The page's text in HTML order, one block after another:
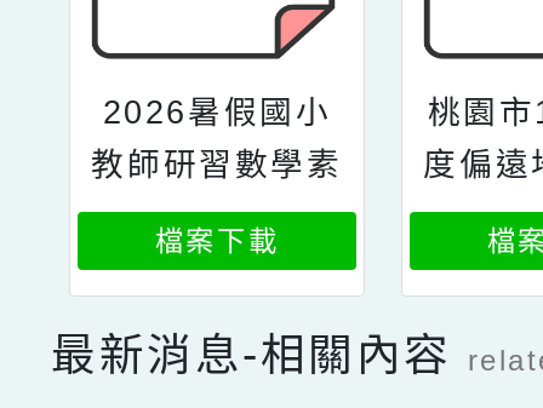
2026暑假國小
教師研習數學素
養怎麼教研習資
訊
檔案下載
桃園
度偏遠
山非市
整合性
動更正
檔
最新消息-相關內容